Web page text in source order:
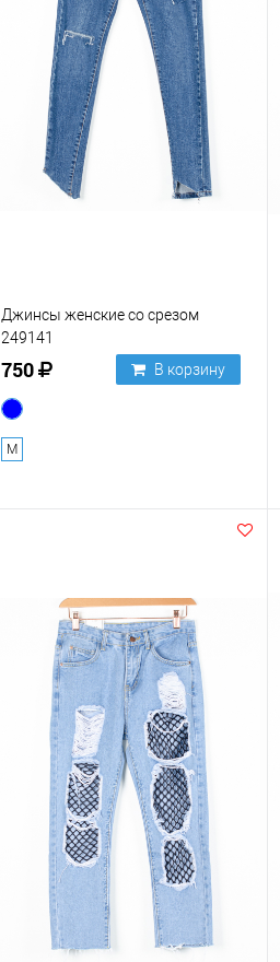
Джинсы женские со срезом
249141
750 В корзину
M